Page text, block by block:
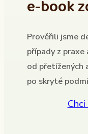
e-book
Prověřili jsme
případy z
od přetížených
po skryté